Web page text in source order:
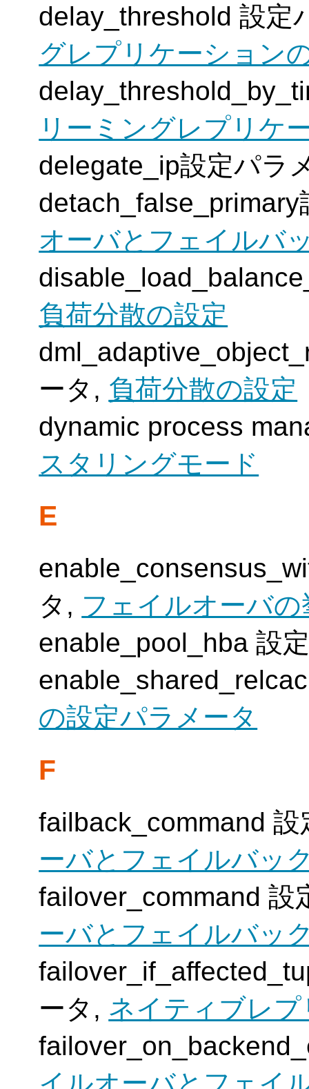
delay_threshold 設定
グレプリケーション
リーミングレプリケ
delegate_ip設定パラ
オーバとフェイルバ
負荷分散の設定
ータ, 負荷分散の設定
dynamic process
スタリングモード
E
タ, フェイルオーバ
enable_pool_hba 設
の設定パラメータ
F
failback_command
ーバとフェイルバッ
failover_command
ーバとフェイルバッ
ータ, ネイティブレ